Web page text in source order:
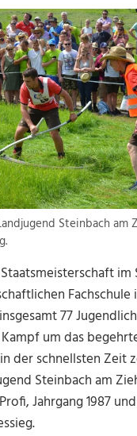
Steinbach am
im
Fachschule
77
um das
der schnellsten Zeit
Steinbach am
Jahrgang 1987